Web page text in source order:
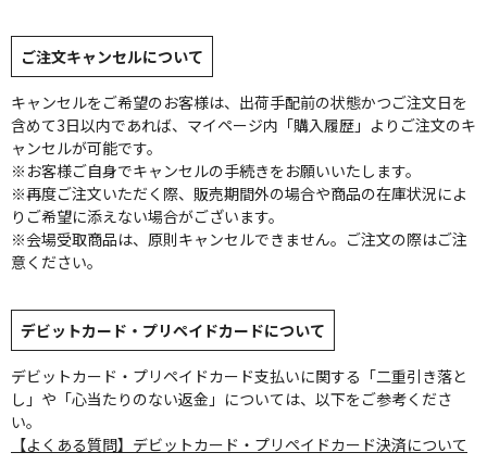
ご注文キャンセルについて
キャンセルをご希望のお客様は、出荷手配前の状態かつご注文日を
含めて3日以内であれば、マイページ内「購入履歴」よりご注文のキ
ャンセルが可能です。
※お客様ご自身でキャンセルの手続きをお願いいたします。
※再度ご注文いただく際、販売期間外の場合や商品の在庫状況によ
りご希望に添えない場合がございます。
※会場受取商品は、原則キャンセルできません。ご注文の際はご注
意ください。
デビットカード・プリペイドカードについて
デビットカード・プリペイドカード支払いに関する「二重引き落と
し」や「心当たりのない返金」については、以下をご参考くださ
い。
【よくある質問】デビットカード・プリペイドカード決済について